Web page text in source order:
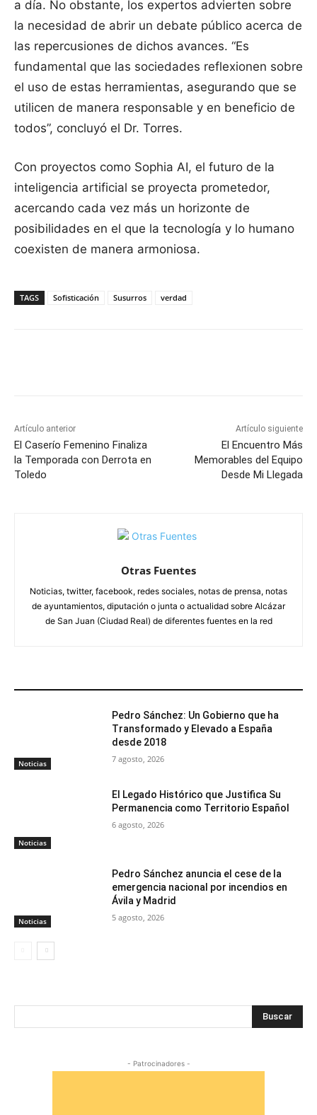
a día. No obstante, los expertos advierten sobre
la necesidad de abrir un debate público acerca de
las repercusiones de dichos avances. “Es
fundamental que las sociedades reflexionen sobre
el uso de estas herramientas, asegurando que se
utilicen de manera responsable y en beneficio de
todos”, concluyó el Dr. Torres.
Con proyectos como Sophia AI, el futuro de la
inteligencia artificial se proyecta prometedor,
acercando cada vez más un horizonte de
posibilidades en el que la tecnología y lo humano
coexisten de manera armoniosa.
TAGS Sofisticación Susurros verdad
Artículo anterior
El Caserío Femenino Finaliza
la Temporada con Derrota en
Toledo
Artículo siguiente
El Encuentro Más
Memorables del Equipo
Desde Mi Llegada
Otras Fuentes
Noticias, twitter, facebook, redes sociales, notas de prensa, notas
de ayuntamientos, diputación o junta o actualidad sobre Alcázar
de San Juan (Ciudad Real) de diferentes fuentes en la red
Noticias
Pedro Sánchez: Un Gobierno que ha
Transformado y Elevado a España
desde 2018
7 agosto, 2026
Noticias
El Legado Histórico que Justifica Su
Permanencia como Territorio Español
6 agosto, 2026
Noticias
Pedro Sánchez anuncia el cese de la
emergencia nacional por incendios en
Ávila y Madrid
5 agosto, 2026
Buscar
- Patrocinadores -